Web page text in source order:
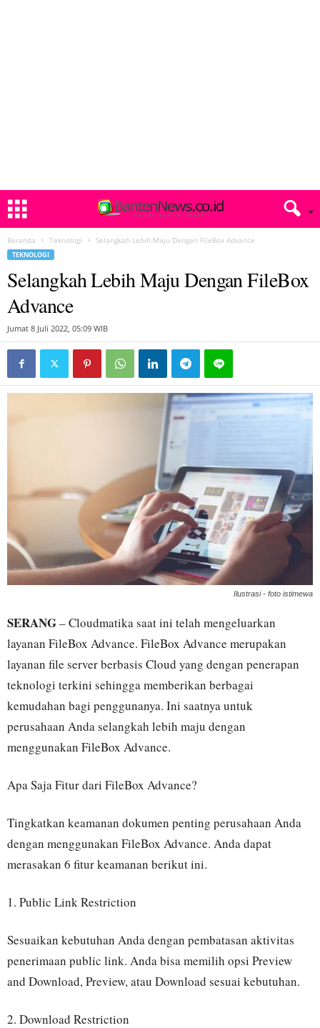
Beranda Teknologi Selangkah Lebih Maju Dengan FileBox Advance
TEKNOLOGI
Selangkah Lebih Maju Dengan FileBox
Advance
Jumat 8 Juli 2022, 05:09 WIB
Ilustrasi - foto istimewa
SERANG– Cloudmatika saat ini telah mengeluarkan
layanan FileBox Advance. FileBox Advance merupakan
layanan file server berbasis Cloud yang dengan penerapan
teknologi terkini sehingga memberikan berbagai
kemudahan bagi penggunanya. Ini saatnya untuk
perusahaan Anda selangkah lebih maju dengan
menggunakan FileBox Advance.
Apa Saja Fitur dari FileBox Advance?
Tingkatkan keamanan dokumen penting perusahaan Anda
dengan menggunakan FileBox Advance. Anda dapat
merasakan 6 fitur keamanan berikut ini.
1. Public Link Restriction
Sesuaikan kebutuhan Anda dengan pembatasan aktivitas
penerimaan public link. Anda bisa memilih opsi Preview
and Download, Preview, atau Download sesuai kebutuhan.
2. Download Restriction